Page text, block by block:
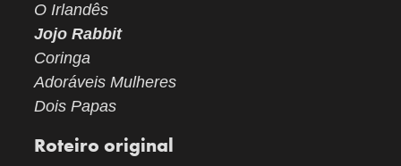
O Irlandês
Jojo Rabbit
Coringa
Adoráveis Mulheres
Dois Papas
Roteiro original